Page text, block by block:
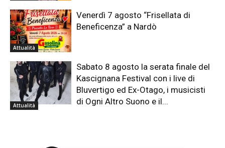
Attualità
Venerdì 7 agosto “Frisellata di
Beneficenza” a Nardò
Attualità
Sabato 8 agosto la serata finale del
Kascignana Festival con i live di
Bluvertigo ed Ex-Otago, i musicisti
di Ogni Altro Suono e il...